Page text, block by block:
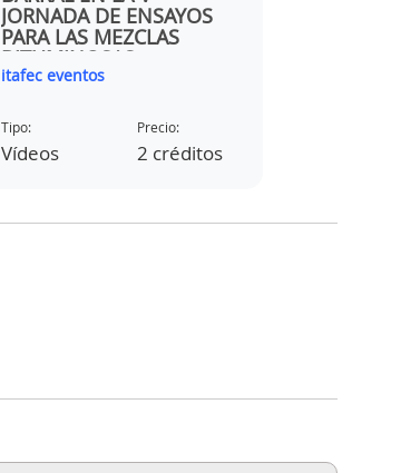
JORNADA DE ENSAYOS
PARA LAS MEZCLAS
BITUMINOSAS
itafec eventos
Tipo:
Vídeos
Precio:
2 créditos